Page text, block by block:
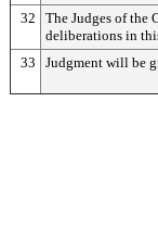
32
The Judges of the
deliberations in
33
Judgment will be